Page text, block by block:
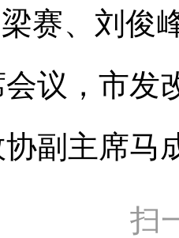
赛、刘俊
议，市发
副主席马
扫